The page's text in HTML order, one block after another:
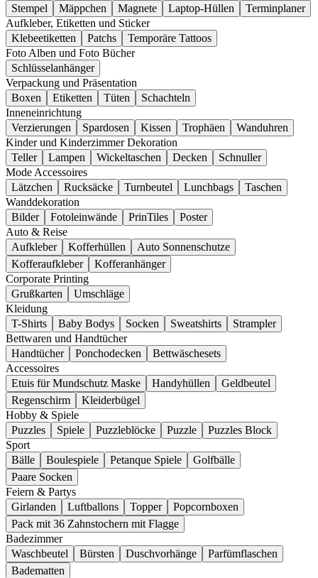
Stempel
Mäppchen Magnete Laptop-Hüllen
Terminplaner
Aufkleber, Etiketten und Sticker
Klebeetiketten
Patchs
Temporäre Tattoos
Foto Alben und Foto Bücher
Schlüsselanhänger
Verpackung und Präsentation
Boxen
Etiketten Tüten
Schachteln
Inneneinrichtung
Verzierungen
Spardosen Kissen Trophäen
Wanduhren
Kinder und Kinderzimmer Dekoration
Teller
Lampen Wickeltaschen Decken
Schnuller
Mode Accessoires
Lätzchen
Rucksäcke Turnbeutel Lunchbags
Taschen
Wanddekoration
Bilder
Fotoleinwände PrinTiles
Poster
Auto & Reise
Aufkleber
Kofferhüllen
Auto Sonnenschutze
Kofferaufkleber
Kofferanhänger
Corporate Printing
Grußkarten
Umschläge
Kleidung
T-Shirts
Baby Bodys Socken Sweatshirts
Strampler
Bettwaren und Handtücher
Handtücher
Ponchodecken
Bettwäschesets
Accessoires
Etuis für Mundschutz Maske
Handyhüllen
Geldbeutel
Regenschirm
Kleiderbügel
Hobby & Spiele
Puzzles
Spiele Puzzleblöcke Puzzle
Puzzles Block
Sport
Bälle
Boulespiele Petanque Spiele
Golfbälle
Paare Socken
Feiern & Partys
Girlanden
Luftballons Topper
Popcornboxen
Pack mit 36 Zahnstochern mit Flagge
Badezimmer
Waschbeutel
Bürsten Duschvorhänge
Parfümflaschen
Badematten